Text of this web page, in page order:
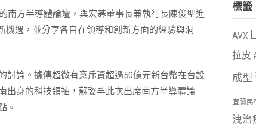
南方半導體論壇，與宏碁董事長兼執行長陳俊聖進
遇，並分享各自在領導和創新方面的經驗與洞
討論。據傳超微有意斥資超過50億元新台幣在台設
出身的科技領袖，蘇姿丰此次出席南方半導體論
。
標籤
AVX
拉皮
成型
宜蘭民
洩治